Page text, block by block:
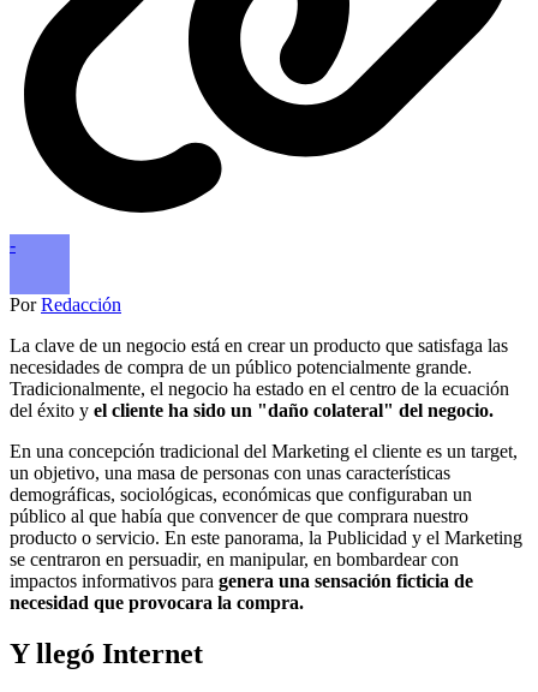
-
PorRedacción
La clave de un negocio está en crear un producto que satisfaga las
necesidades de compra de un público potencialmente grande.
Tradicionalmente, el negocio ha estado en el centro de la ecuación
del éxito y el cliente ha sido un "daño colateral" del negocio.
En una concepción tradicional del Marketing el cliente es un target,
un objetivo, una masa de personas con unas características
demográficas, sociológicas, económicas que configuraban un
público al que había que convencer de que comprara nuestro
producto o servicio. En este panorama, la Publicidad y el Marketing
se centraron en persuadir, en manipular, en bombardear con
impactos informativos para genera una sensación ficticia de
necesidad que provocara la compra.
Y llegó Internet